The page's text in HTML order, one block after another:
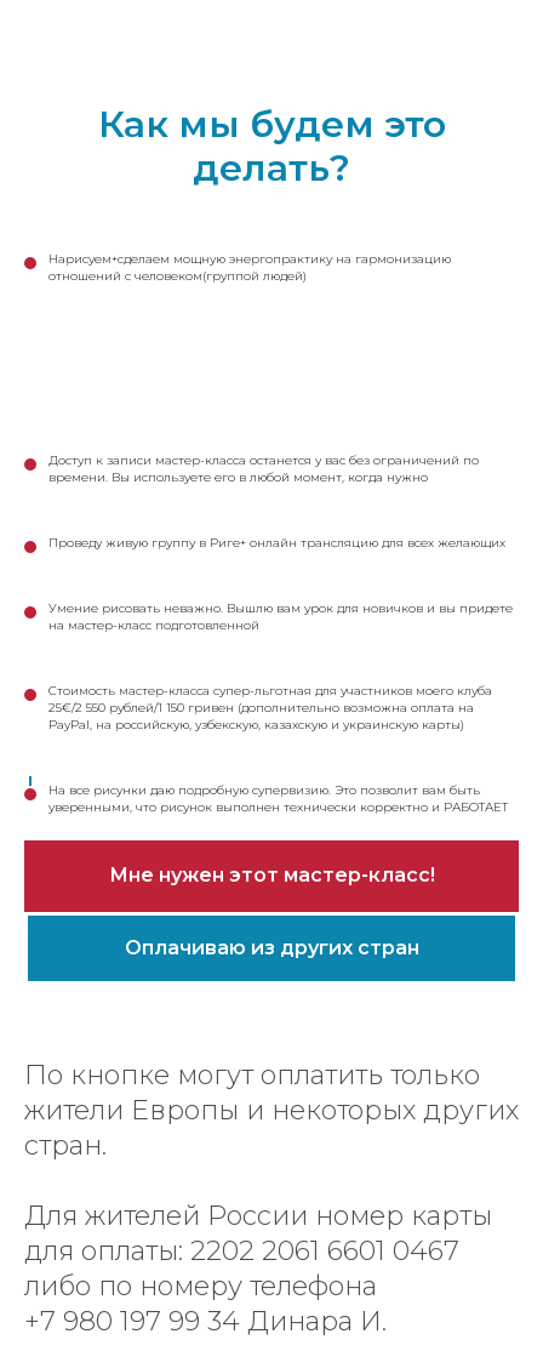
Как мы будем это
делать?
Нарисуем+сделаем мощную энергопрактику на гармонизацию
отношений с человеком(группой людей)
Доступ к записи мастер-класса останется у вас без ограничений по
времени. Вы используете его в любой момент, когда нужно
Проведу живую группу в Риге+ онлайн трансляцию для всех желающих
Умение рисовать неважно. Вышлю вам урок для новичков и вы придете
на мастер-класс подготовленной
Стоимость мастер-класса супер-льготная для участников моего клуба
25€/2 550 рублей/1 150 гривен (дополнительно возможна оплата на
PayPal, на российскую, узбекскую, казахскую и украинскую карты)
На все рисунки даю подробную супервизию. Это позволит вам быть
уверенными, что рисунок выполнен технически корректно и РАБОТАЕТ
Мне нужен этот мастер-класс!
Оплачиваю из других стран
По кнопке могут оплатить только
жители Европы и некоторых других
стран.
Для жителей России номер карты
для оплаты: 2202 2061 6601 0467
либо по номеру телефона
+7 980 197 99 34 Динара И.